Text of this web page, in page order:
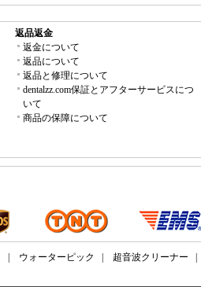
返品返金
返金について
返品について
返品と修理について
dentalzz.com保証とアフターサービスにつ
いて
商品の保障について
ウォーターピック 超音波クリーナー